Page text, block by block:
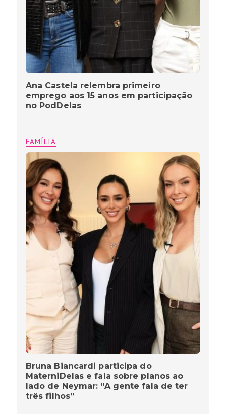
Ana Castela relembra primeiro
emprego aos 15 anos em participação
no PodDelas
FAMÍLIA
Bruna Biancardi participa do
MaterniDelas e fala sobre planos ao
lado de Neymar: “A gente fala de ter
três filhos”